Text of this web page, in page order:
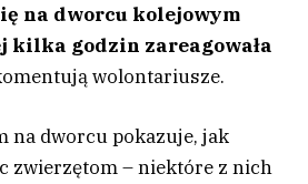
na dworcu kolejowym
kilka godzin zareagowała
wolontariusze.
na dworcu pokazuje, jak
zwierzętom – niektóre z nich